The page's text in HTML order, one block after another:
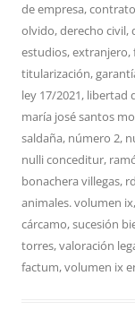
de empresa,
olvido,derecho civil,
estudios,extranjero,
titularización,
ley 17/2021, libertad
maría josé santos
saldaña, número 2,
nulli conceditur,
bonachera villegas,
animales. volumen ix,
cárcamo,sucesión
torres,valoración
factum,volumen ix